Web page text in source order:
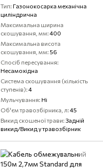
Тип Газонокосарка механічна
циліндрична
Максимальна ширина
скошування, мм 400
Максимальна висота
скошування, мм 56
Спосіб пересування
Несамохідна
Система скошування (кількість
ступенів) 4
Мульчування Ні
Об'єм травозбірника, л 45
Викид скошеної трави Задній
викид/Викид у травозбірник